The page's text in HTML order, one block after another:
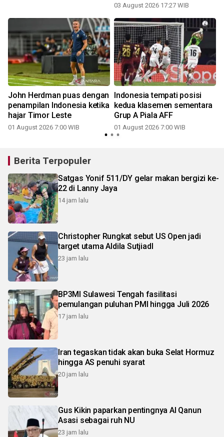
03 August 2026 17:27 WIB
John Herdman puas dengan
penampilan Indonesia ketika
hajar Timor Leste
01 August 2026 7:00 WIB
Indonesia tempati posisi
kedua klasemen sementara
Grup A Piala AFF
01 August 2026 7:00 WIB
Berita Terpopuler
Satgas Yonif 511/DY gelar makan bergizi ke-
22 di Lanny Jaya
14 jam lalu
Christopher Rungkat sebut US Open jadi
target utama Aldila SutjiadI
23 jam lalu
BP3MI Sulawesi Tengah fasilitasi
pemulangan puluhan PMI hingga Juli 2026
17 jam lalu
Iran tegaskan tidak akan buka Selat Hormuz
hingga AS penuhi syarat
20 jam lalu
Gus Kikin paparkan pentingnya Al Qanun
Asasi sebagai ruh NU
23 jam lalu